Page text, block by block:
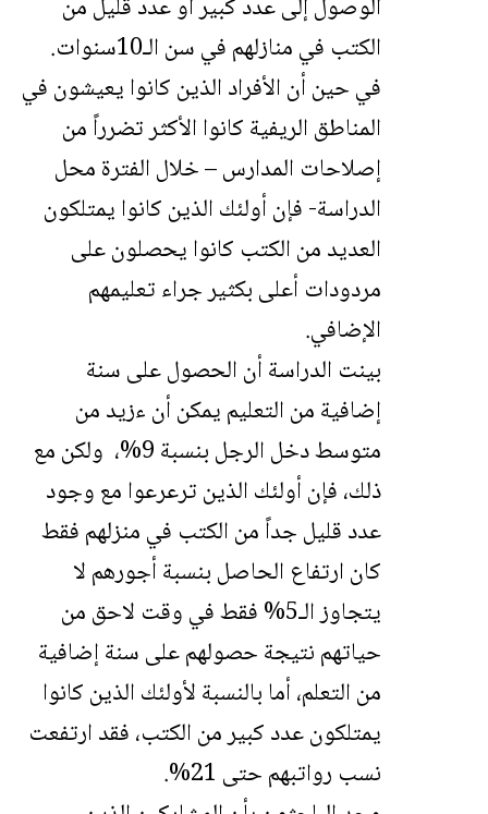
الوصول إلى عدد كبير أو عدد قليل من
الكتب في منازلهم في سن الـ10سنوات.
في حين أن الأفراد الذين كانوا يعيشون في
المناطق الريفية كانوا الأكثر تضرراً من
إصلاحات المدارس – خلال الفترة محل
الدراسة- فإن أولئك الذين كانوا يمتلكون
العديد من الكتب كانوا يحصلون على
مردودات أعلى بكثير جراء تعليمهم
الإضافي.
بينت الدراسة أن الحصول على سنة
إضافية من التعليم يمكن أن ءزيد من
متوسط ​​دخل الرجل بنسبة 9%، ولكن مع
ذلك، فإن أولئك الذين ترعرعوا مع وجود
عدد قليل جداً من الكتب في منزلهم فقط
كان ارتفاع الحاصل بنسبة أجورهم لا
يتجاوز الـ5% فقط في وقت لاحق من
حياتهم نتيجة حصولهم على سنة إضافية
من التعلم، أما بالنسبة لأولئك الذين كانوا
يمتلكون عدد كبير من الكتب، فقد ارتفعت
نسب رواتبهم حتى 21%.